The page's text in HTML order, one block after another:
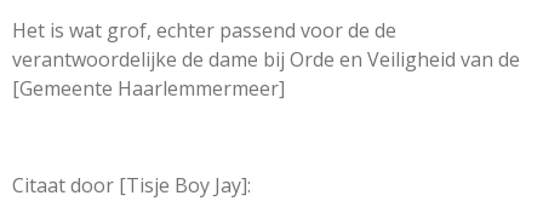
Het is wat grof, echter passend voor de de
verantwoordelijke de dame bij Orde en Veiligheid van de
[Gemeente Haarlemmermeer]
Citaat door [Tisje Boy Jay]: